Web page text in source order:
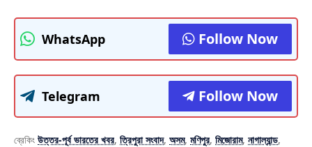
WhatsApp Follow Now
Telegram Follow Now
ব্রেকিং উত্তর-পূর্ব ভারতের খবর, ত্রিপুরা সংবাদ, অসম, মণিপুর, মিজোরাম, নাগাল্যান্ড,